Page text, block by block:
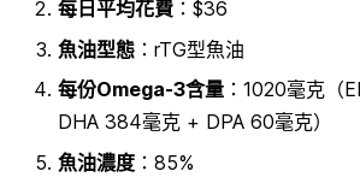
每日平均花費 ：$36
魚油型態 ：rTG型魚油
每份Omega-3含量 ：1020毫克（
DHA 384毫克 + DPA 60毫克）
魚油濃度 ：85%